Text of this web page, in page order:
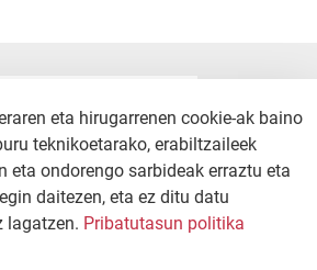
eta hirugarrenen cookie-ak baino
teknikoetarako, erabiltzaileek
eta ondorengo sarbideak erraztu eta
daitezen, eta ez ditu datu
lagatzen. Pribatutasun politika